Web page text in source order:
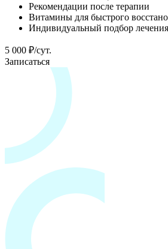
Рекомендации после терапии
Витамины для быстрого
Индивидуальный подбор лечения
5 000 ₽/сут.
Записаться